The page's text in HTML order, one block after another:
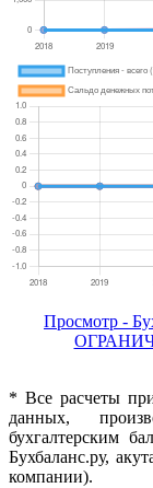
Просмотр -
* Все расчеты
данных,
бухгалтерским
Бухбаланс.ру,
компании).